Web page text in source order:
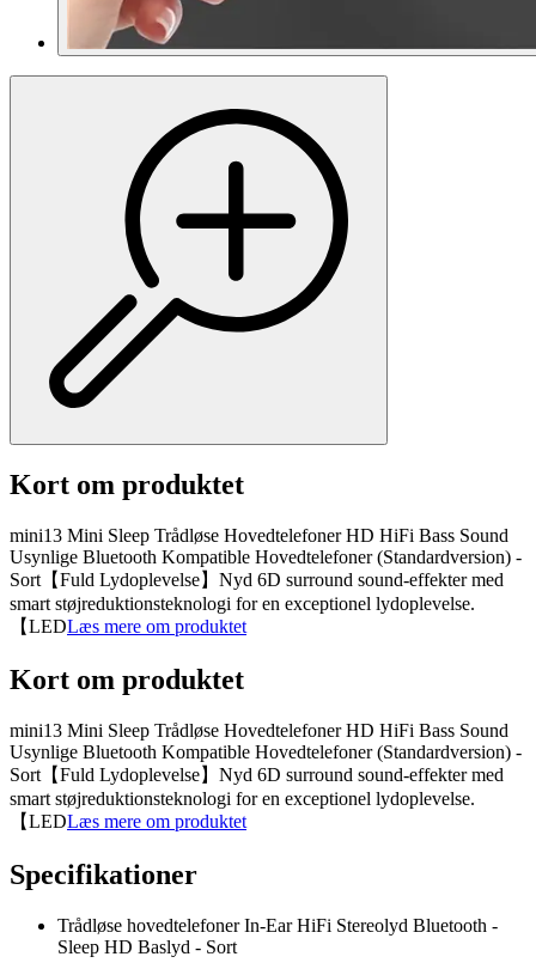
Kort om produktet
mini13 Mini Sleep Trådløse Hovedtelefoner HD HiFi Bass Sound
Usynlige Bluetooth Kompatible Hovedtelefoner (Standardversion) -
Sort【Fuld Lydoplevelse】Nyd 6D surround sound-effekter med
smart støjreduktionsteknologi for en exceptionel lydoplevelse.
【LEDLæs mere om produktet
Kort om produktet
mini13 Mini Sleep Trådløse Hovedtelefoner HD HiFi Bass Sound
Usynlige Bluetooth Kompatible Hovedtelefoner (Standardversion) -
Sort【Fuld Lydoplevelse】Nyd 6D surround sound-effekter med
smart støjreduktionsteknologi for en exceptionel lydoplevelse.
【LEDLæs mere om produktet
Specifikationer
Trådløse hovedtelefoner In-Ear HiFi Stereolyd Bluetooth -
Sleep HD Baslyd - Sort